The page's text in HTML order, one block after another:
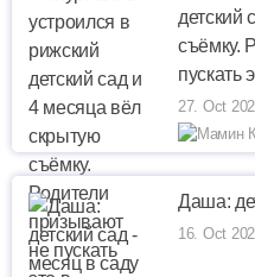
детский
съёмку.
пускать
27. Oct
Даша:
16. Oct